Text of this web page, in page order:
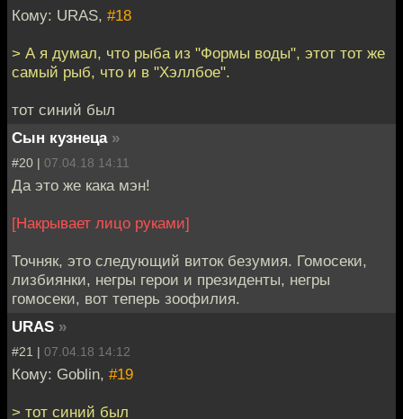
Кому: URAS, #18
> А я думал, что рыба из "Формы воды", этот тот же
самый рыб, что и в "Хэллбое".
тот синий был
Сын кузнеца »
#20 | 07.04.18 14:11
Да это же кака мэн!
[Накрывает лицо руками]
Точняк, это следующий виток безумия. Гомосеки,
лизбиянки, негры герои и президенты, негры
гомосеки, вот теперь зоофилия.
URAS »
#21 | 07.04.18 14:12
Кому: Goblin, #19
> тот синий был